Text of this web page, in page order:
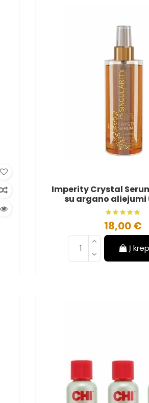
Imperity Crystal
su argano aliejumi
18,00 €
Į